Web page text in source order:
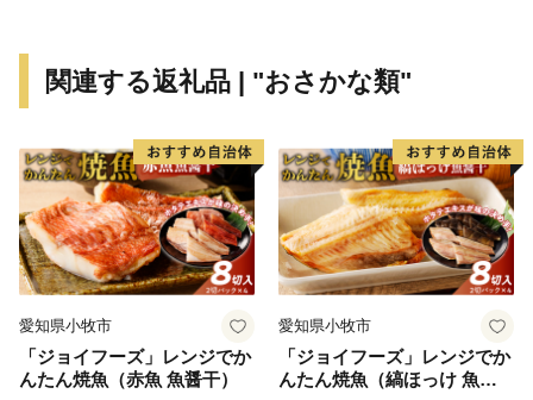
里山と里海の景観を守りつつ、恵まれた自然環境を活
ひこの機会に氷見市の特産品や、氷見市で過ごす時間を
楽しんでください。
関連する返礼品 | "おさかな類"
愛知県小牧市
「ジョイフーズ」レンジでか
んたん焼魚（赤魚 魚醤干）
愛知県小牧市
「ジョイフーズ」レンジでか
んたん焼魚（縞ほっけ 魚醤